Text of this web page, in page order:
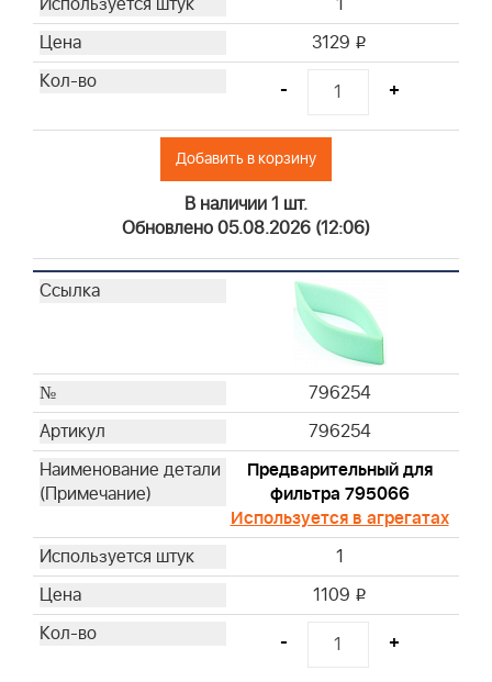
3129 i
- +
Добавить в корзину
В наличии 1 шт.
Обновлено 05.08.2026 (12:06)
796254
796254
Предварительный для
фильтра 795066
Используется в агрегатах
1
1109 i
- +